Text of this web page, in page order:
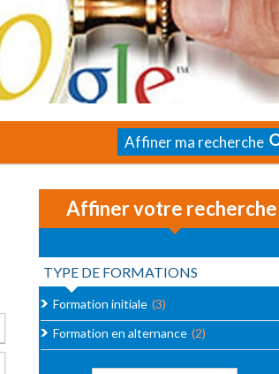
Affiner ma recherche
Affiner votre recherche
TYPE DE FORMATIONS
Formation initiale (3)
Formation en alternance (2)